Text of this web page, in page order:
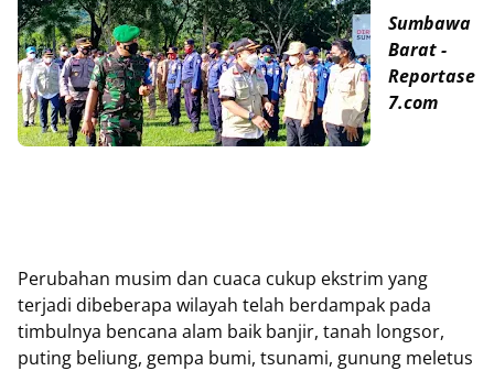
Sumbawa
Barat -
Reportase
7.com
Perubahan musim dan cuaca cukup ekstrim yang
terjadi dibeberapa wilayah telah berdampak pada
timbulnya bencana alam baik banjir, tanah longsor,
puting beliung, gempa bumi, tsunami, gunung meletus